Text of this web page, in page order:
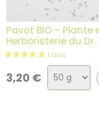
Pavot BIO – Plante
Herboristerie du
3,20 €
Choix
de